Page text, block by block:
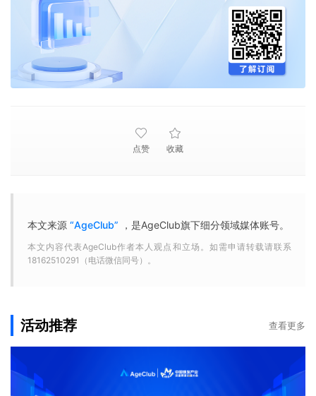
点赞 收藏
本文来源 “AgeClub” ，是AgeClub旗下细分领域媒体账号。
本文内容代表AgeClub作者本人观点和立场。如需申请转载请联系
18162510291（电话微信同号）。
活动推荐 查看更多